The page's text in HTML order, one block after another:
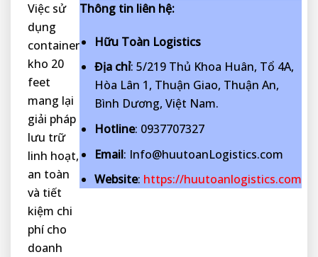
Việc sử
dụng
container
kho 20
feet
mang lại
giải pháp
lưu trữ
linh hoạt,
an toàn
và tiết
kiệm chi
phí cho
doanh
Thông tin liên hệ:
Hữu Toàn Logistics
Địa chỉ: 5/219 Thủ Khoa Huân, Tổ 4A,
Hòa Lân 1, Thuận Giao, Thuận An,
Bình Dương, Việt Nam.
Hotline: 0937707327
Email: Info@huutoanLogistics.com
Website: https://huutoanlogistics.com